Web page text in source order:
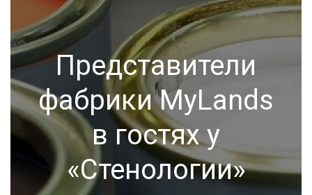
Представители
фабрики MyLands
в гостях у
«Стенологии»